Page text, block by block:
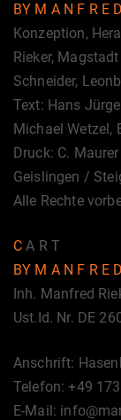
BY M A N F R E
Konzeption,
Rieker,
Schneider,
Text: Hans
Michael Wetzel,
Druck: C.
Geislingen /
Alle Rechte
C A R T
BY M A N F R E
Inh. Manfred
Ust.Id. Nr. DE
Anschrift:
Telefon: +49
E-Mail: